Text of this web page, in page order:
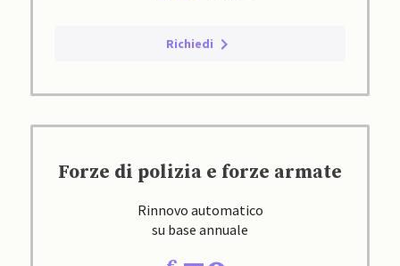
Richiedi
Forze di polizia e forze armate
Rinnovo automatico
su base annuale